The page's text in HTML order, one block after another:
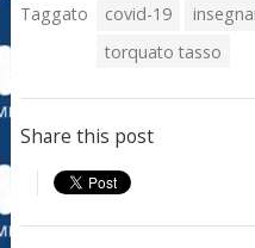
Taggato covid-19
torquato tasso
Share this post